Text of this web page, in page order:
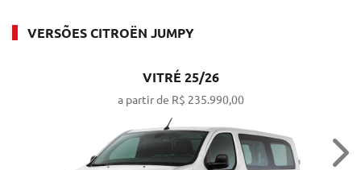
VERSÕES CITROËN JUMPY
VITRÉ 25/26
a partir de R$ 235.990,00